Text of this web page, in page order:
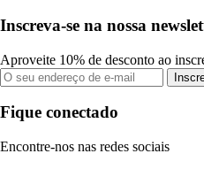
Inscreva-se na nossa
Aproveite 10% de desconto ao
Fique conectado
Encontre-nos nas redes sociais